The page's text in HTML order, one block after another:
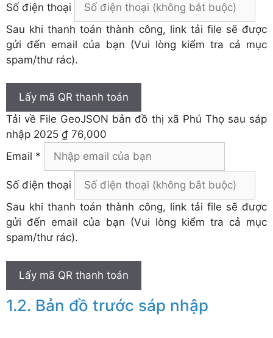
Số điện thoại
Sau khi thanh toán thành công, link tải file sẽ được
gửi đến email của bạn (Vui lòng kiểm tra cả mục
spam/thư rác).
Lấy mã QR thanh toán
Tải về File GeoJSON bản đồ thị xã Phú Thọ sau sáp
nhập 2025 ₫ 76,000
Email *
Số điện thoại
Sau khi thanh toán thành công, link tải file sẽ được
gửi đến email của bạn (Vui lòng kiểm tra cả mục
spam/thư rác).
Lấy mã QR thanh toán
Bản đồ trước sáp nhập